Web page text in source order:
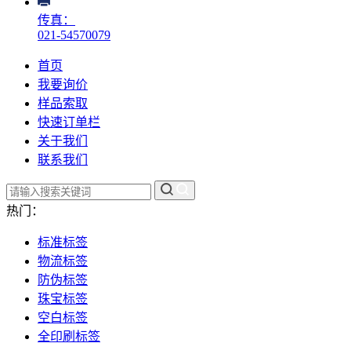
传真：
021-54570079
首页
我要询价
样品索取
快速订单栏
关于我们
联系我们
热门：
标准标签
物流标签
防伪标签
珠宝标签
空白标签
全印刷标签